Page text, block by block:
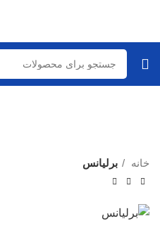
خانه برلیانس